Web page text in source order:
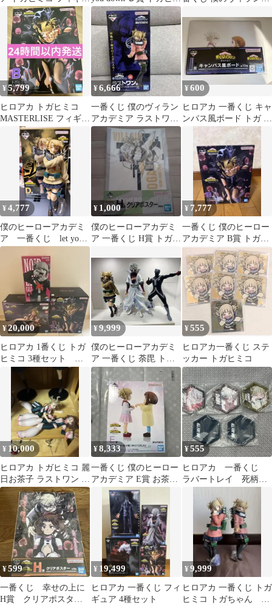
ア 一番くじ
コ
賞 D賞
¥5,799
ヒロアカ トガヒミコ
MASTERLISE フィギュ
ア一番くじ
¥6,666
一番くじ 僕のヴィラン
アカデミア ラストワン
賞 トガヒミコ フィギュ
ア
¥600
ヒロアカ 一番くじ キャ
ンバス風ボード トガ お
¥4,777
僕のヒーローアカデミ
ア 一番くじ let you
down D賞 トガヒミコ
¥ 1,000
僕のヒーローアカデミ
ア 一番くじ H賞 トガヒ
¥ 7,777
一番くじ 僕のヒーロー
アカデミア B賞 トガヒ
ミコ フィギュア
¥20,000
ヒロアカ 1番くじ トガ
ヒミコ 3種セット ノ
ワールエッジ マスタ
¥9,999
僕のヒーローアカデミ
ア 一番くじ 荼毘 トガ
ヒミコ トゥワイス 3体
セット
¥555
ヒロアカ一番くじ ステ
ッカー トガヒミコ
¥ 10,000
ヒロアカ トガヒミコ 麗
日お茶子 ラストワン フ
ィギュア 一番くじ
¥8,333
一番くじ 僕のヒーロー
アカデミア E賞 お茶子
＆トガ(幼少期)
¥555
ヒロアカ 一番くじ
ラバートレイ 死柄
コ オールフォーワン
¥599
一番くじ 幸せの上に
H賞 クリアポスタ
¥ 19,499
ヒロアカ 一番くじ フィ
ギュア 4種セット
¥9,999
ヒロアカ 一番くじ トガ
ヒミコ トガちゃん